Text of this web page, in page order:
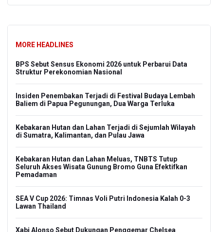
MORE HEADLINES
BPS Sebut Sensus Ekonomi 2026 untuk Perbarui Data
Struktur Perekonomian Nasional
Insiden Penembakan Terjadi di Festival Budaya Lembah
Baliem di Papua Pegunungan, Dua Warga Terluka
Kebakaran Hutan dan Lahan Terjadi di Sejumlah Wilayah
di Sumatra, Kalimantan, dan Pulau Jawa
Kebakaran Hutan dan Lahan Meluas, TNBTS Tutup
Seluruh Akses Wisata Gunung Bromo Guna Efektifkan
Pemadaman
SEA V Cup 2026: Timnas Voli Putri Indonesia Kalah 0-3
Lawan Thailand
Xabi Alonso Sebut Dukungan Penggemar Chelsea